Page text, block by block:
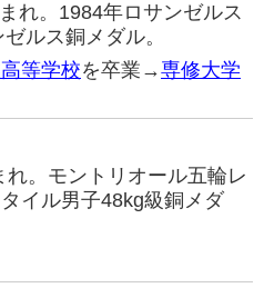
れ。1984年ロサンゼルス
ルス銅メダル。
等学校を卒業→専修大学
れ。モントリオール五輪レ
イル男子48kg級銅メダ